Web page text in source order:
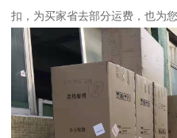
扣，为买家省去部分运费，也为